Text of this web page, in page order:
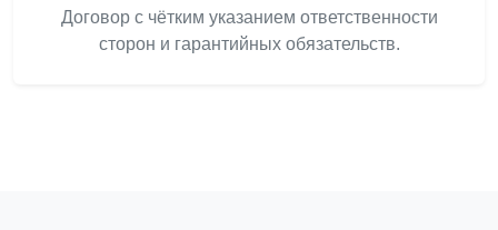
Договор с чётким указанием ответственности
сторон и гарантийных обязательств.